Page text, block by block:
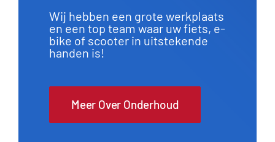
Wij hebben een grote werkplaats
en een top team waar uw fiets, e-
bike of scooter in uitstekende
handen is!
Meer Over Onderhoud